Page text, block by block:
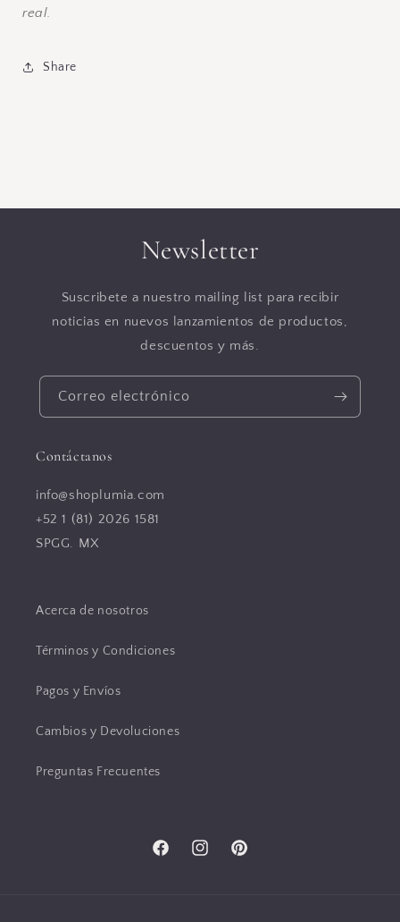
real.
Share
Newsletter
Suscribete a nuestro mailing list para recibir
noticias en nuevos lanzamientos de productos,
descuentos y más.
Correo electrónico
Contáctanos
info@shoplumia.com
+52 1 (81) 2026 1581
SPGG. MX
Acerca de nosotros
Términos y Condiciones
Pagos y Envíos
Cambios y Devoluciones
Preguntas Frecuentes
FacebookInstagramPinterest